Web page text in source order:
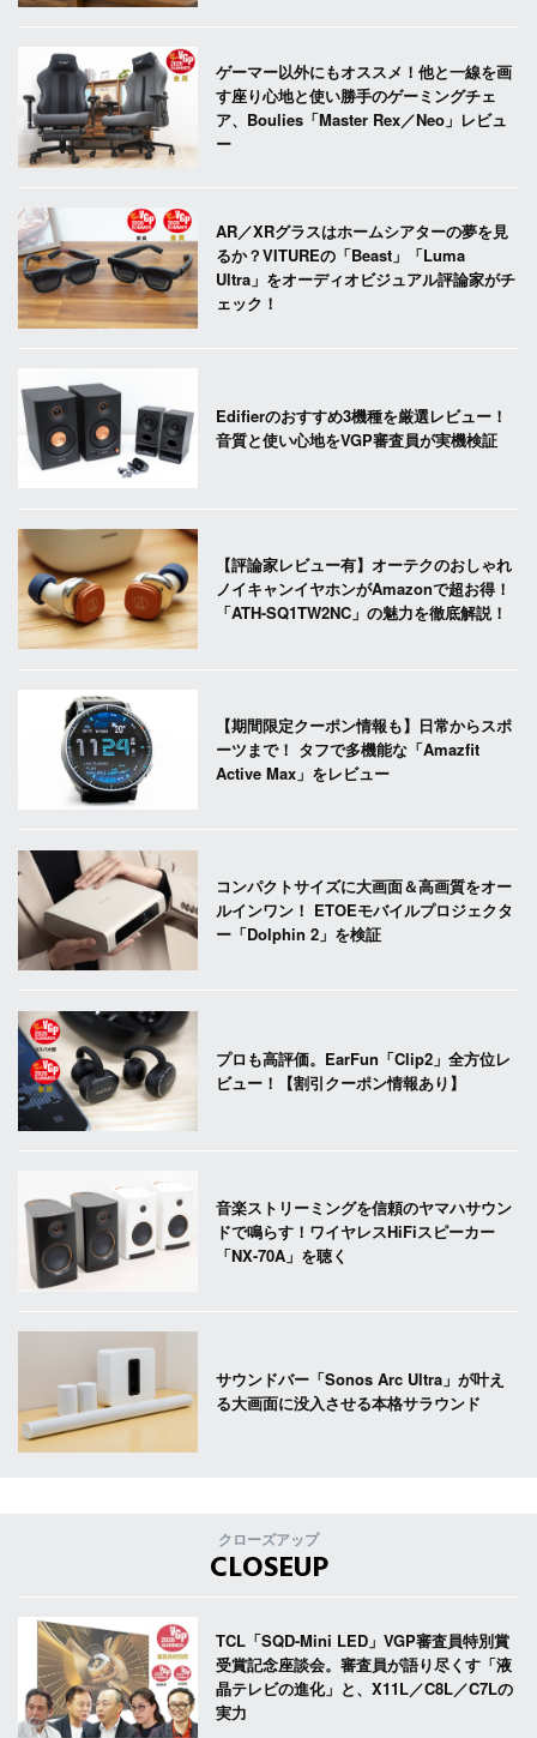
ゲーマー以外にもオススメ！他と一線を画
す座り心地と使い勝手のゲーミングチェ
ア、Boulies「Master Rex／Neo」レビュ
ー
AR／XRグラスはホームシアターの夢を見
るか？VITUREの「Beast」「Luma
Ultra」をオーディオビジュアル評論家がチ
ェック！
Edifierのおすすめ3機種を厳選レビュー！
音質と使い心地をVGP審査員が実機検証
【評論家レビュー有】オーテクのおしゃれ
ノイキャンイヤホンがAmazonで超お得！
「ATH-SQ1TW2NC」の魅力を徹底解説！
【期間限定クーポン情報も】日常からスポ
ーツまで！ タフで多機能な「Amazfit
Active Max」をレビュー
コンパクトサイズに大画面＆高画質をオー
ルインワン！ ETOEモバイルプロジェクタ
ー「Dolphin 2」を検証
プロも高評価。EarFun「Clip2」全方位レ
ビュー！【割引クーポン情報あり】
音楽ストリーミングを信頼のヤマハサウン
ドで鳴らす！ワイヤレスHiFiスピーカー
「NX-70A」を聴く
サウンドバー「Sonos Arc Ultra」が叶え
る大画面に没入させる本格サラウンド
クローズアップ
CLOSEUP
TCL「SQD-Mini LED」VGP審査員特別賞
受賞記念座談会。審査員が語り尽くす「液
晶テレビの進化」と、X11L／C8L／C7Lの
実力